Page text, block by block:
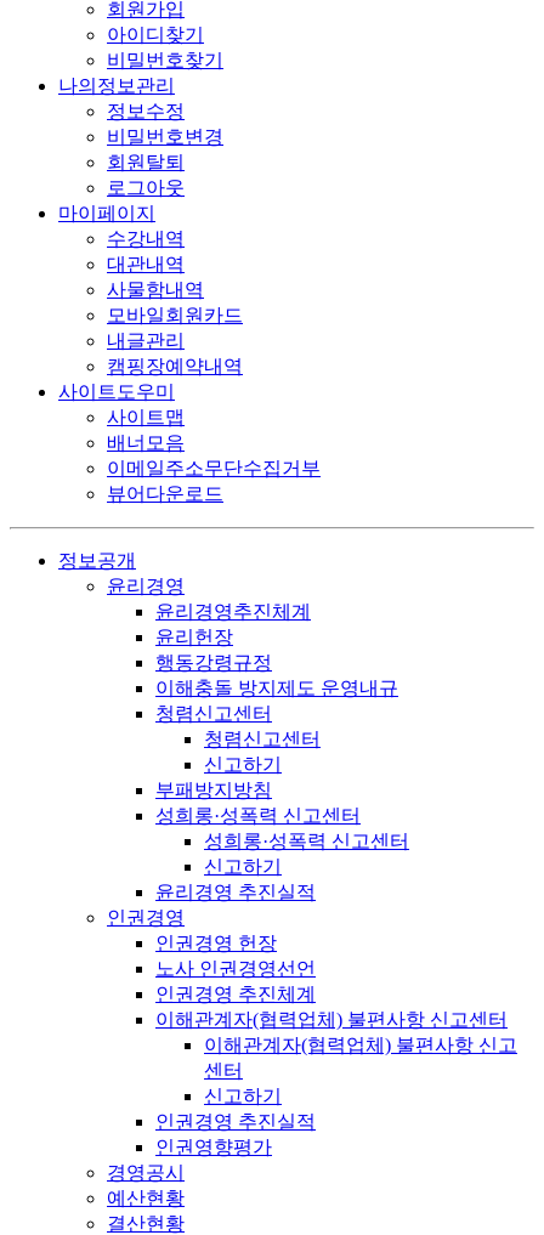
회원가입
아이디찾기
비밀번호찾기
나의정보관리
정보수정
비밀번호변경
회원탈퇴
로그아웃
마이페이지
수강내역
대관내역
사물함내역
모바일회원카드
내글관리
캠핑장예약내역
사이트도우미
사이트맵
배너모음
이메일주소무단수집거부
뷰어다운로드
정보공개
윤리경영
윤리경영추진체계
윤리헌장
행동강령규정
이해충돌 방지제도 운영내규
청렴신고센터
청렴신고센터
신고하기
부패방지방침
성희롱·성폭력 신고센터
성희롱·성폭력 신고센터
신고하기
윤리경영 추진실적
인권경영
인권경영 헌장
노사 인권경영선언
인권경영 추진체계
이해관계자(협력업체) 불편사항 신고센터
이해관계자(협력업체) 불편사항 신고
센터
신고하기
인권경영 추진실적
인권영향평가
경영공시
예산현황
결산현황